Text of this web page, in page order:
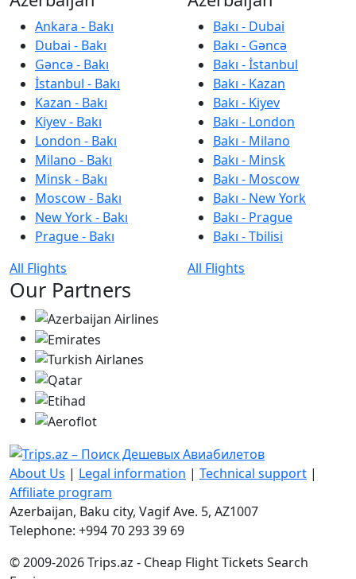
Ankara - Bakı
Dubai - Bakı
Gəncə - Bakı
İstanbul - Bakı
Kazan - Bakı
Kiyev - Bakı
London - Bakı
Milano - Bakı
Minsk - Bakı
Moscow - Bakı
New York - Bakı
Prague - Bakı
All Flights
Bakı - Dubai
Bakı - Gəncə
Bakı - İstanbul
Bakı - Kazan
Bakı - Kiyev
Bakı - London
Bakı - Milano
Bakı - Minsk
Bakı - Moscow
Bakı - New York
Bakı - Prague
Bakı - Tbilisi
All Flights
Our Partners
About Us | Legal information | Technical support |
Affiliate program
Azerbaijan, Baku city, Vagif Ave. 5, AZ1007
Telephone: +994 70 293 39 69
© 2009-2026 Trips.az - Cheap Flight Tickets Search